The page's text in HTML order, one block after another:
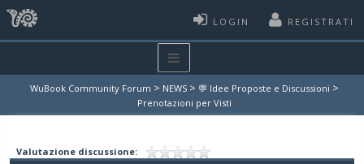
LOGIN REGISTRATI
WuBook Community Forum > NEWS > 💬 Idee Proposte e Discussioni >
Prenotazioni per Visti
Valutazione discussione: